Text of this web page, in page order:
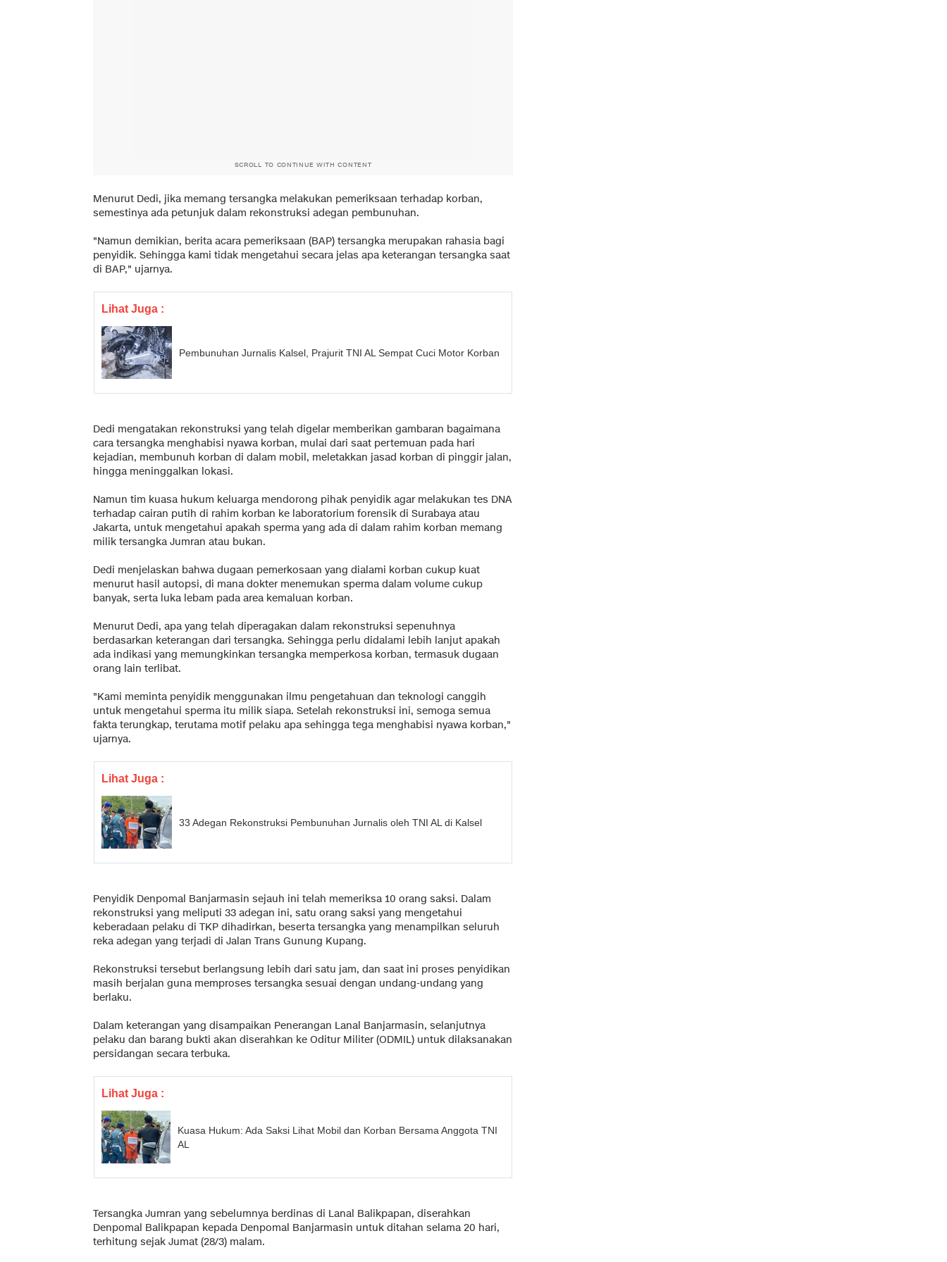
SCROLL TO CONTINUE WITH CONTENT
Menurut Dedi, jika memang tersangka melakukan pemeriksaan terhadap korban,
semestinya ada petunjuk dalam rekonstruksi adegan pembunuhan.
"Namun demikian, berita acara pemeriksaan (BAP) tersangka merupakan rahasia bagi
penyidik. Sehingga kami tidak mengetahui secara jelas apa keterangan tersangka saat
di BAP," ujarnya.
Lihat Juga :
Pembunuhan Jurnalis Kalsel, Prajurit TNI AL Sempat Cuci Motor Korban
Dedi mengatakan rekonstruksi yang telah digelar memberikan gambaran bagaimana
cara tersangka menghabisi nyawa korban, mulai dari saat pertemuan pada hari
kejadian, membunuh korban di dalam mobil, meletakkan jasad korban di pinggir jalan,
hingga meninggalkan lokasi.
Namun tim kuasa hukum keluarga mendorong pihak penyidik agar melakukan tes DNA
terhadap cairan putih di rahim korban ke laboratorium forensik di Surabaya atau
Jakarta, untuk mengetahui apakah sperma yang ada di dalam rahim korban memang
milik tersangka Jumran atau bukan.
Dedi menjelaskan bahwa dugaan pemerkosaan yang dialami korban cukup kuat
menurut hasil autopsi, di mana dokter menemukan sperma dalam volume cukup
banyak, serta luka lebam pada area kemaluan korban.
Menurut Dedi, apa yang telah diperagakan dalam rekonstruksi sepenuhnya
berdasarkan keterangan dari tersangka. Sehingga perlu didalami lebih lanjut apakah
ada indikasi yang memungkinkan tersangka memperkosa korban, termasuk dugaan
orang lain terlibat.
"Kami meminta penyidik menggunakan ilmu pengetahuan dan teknologi canggih
untuk mengetahui sperma itu milik siapa. Setelah rekonstruksi ini, semoga semua
fakta terungkap, terutama motif pelaku apa sehingga tega menghabisi nyawa korban,"
ujarnya.
Lihat Juga :
33 Adegan Rekonstruksi Pembunuhan Jurnalis oleh TNI AL di Kalsel
Penyidik Denpomal Banjarmasin sejauh ini telah memeriksa 10 orang saksi. Dalam
rekonstruksi yang meliputi 33 adegan ini, satu orang saksi yang mengetahui
keberadaan pelaku di TKP dihadirkan, beserta tersangka yang menampilkan seluruh
reka adegan yang terjadi di Jalan Trans Gunung Kupang.
Rekonstruksi tersebut berlangsung lebih dari satu jam, dan saat ini proses penyidikan
masih berjalan guna memproses tersangka sesuai dengan undang-undang yang
berlaku.
Dalam keterangan yang disampaikan Penerangan Lanal Banjarmasin, selanjutnya
pelaku dan barang bukti akan diserahkan ke Oditur Militer (ODMIL) untuk dilaksanakan
persidangan secara terbuka.
Lihat Juga :
Kuasa Hukum: Ada Saksi Lihat Mobil dan Korban Bersama Anggota TNI
AL
Tersangka Jumran yang sebelumnya berdinas di Lanal Balikpapan, diserahkan
Denpomal Balikpapan kepada Denpomal Banjarmasin untuk ditahan selama 20 hari,
terhitung sejak Jumat (28/3) malam.